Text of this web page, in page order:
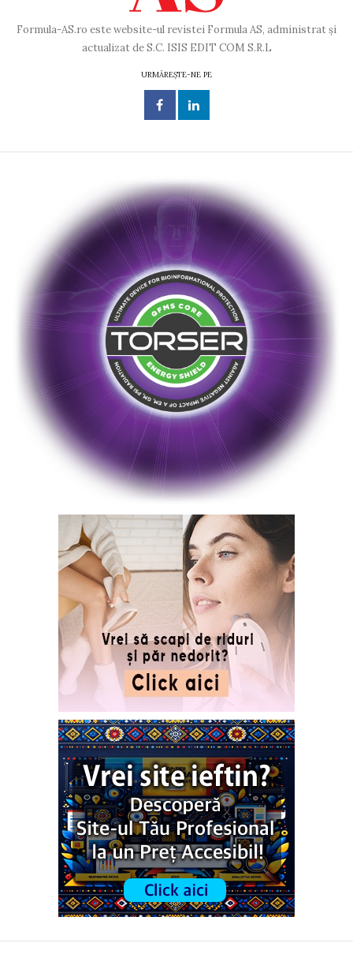
Formula-AS.ro este website-ul revistei Formula AS, administrat și
actualizat de S.C. ISIS EDIT COM S.R.L
URMĂREȘTE-NE PE